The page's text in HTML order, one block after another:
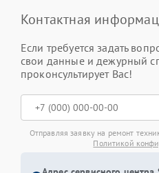
Контактная
Если требуется задать
свои данные и дежурный
проконсультирует Вас!
Отправляя заявку на ремонт
Политикой